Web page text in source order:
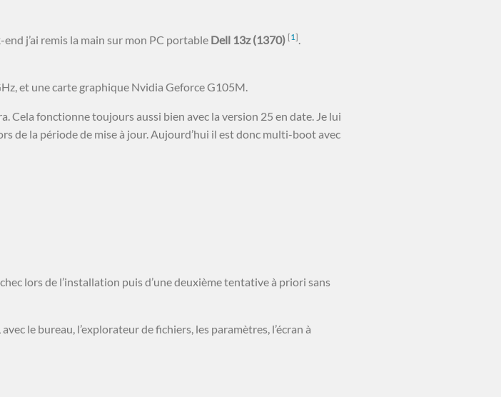
end j’ai remis la main sur mon PC portable Dell 13z (1370) [1].
et une carte graphique Nvidia Geforce G105M.
Cela fonctionne toujours aussi bien avec la version 25 en date. Je lui
de la période de mise à jour. Aujourd’hui il est donc multi-boot avec
lors de l’installation puis d’une deuxième tentative à priori sans
le bureau, l’explorateur de fichiers, les paramètres, l’écran à